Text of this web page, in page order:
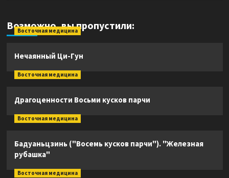
Возможно, вы пропустили:
Восточная медицина
Нечаянный Ци-Гун
Восточная медицина
Драгоценности Восьми кусков парчи
Восточная медицина
Бадуаньцзинь ("Восемь кусков парчи"). "Железная
рубашка"
Восточная медицина